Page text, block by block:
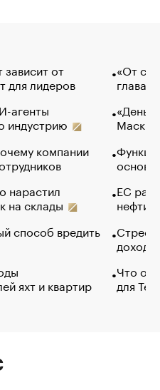
от
для лидеров
агенты
индустрию
компании
нарастил
на склады
способ вредить
яхт и квартир
«От
глава
Маск в
основ
ЕС
нефти
Что
для